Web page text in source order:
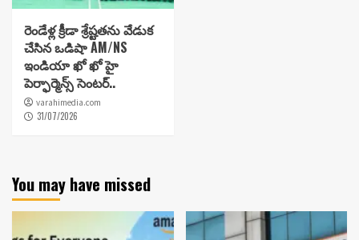
రెండేళ్ల క్రీడా శ్రేష్టతను వేడుక
చేసిన ఒడిషా AM/NS
ఇండియా ఖో ఖో హై
పెర్ఫార్మెన్స్ సెంటర్..
varahimedia.com
31/07/2026
You may have missed